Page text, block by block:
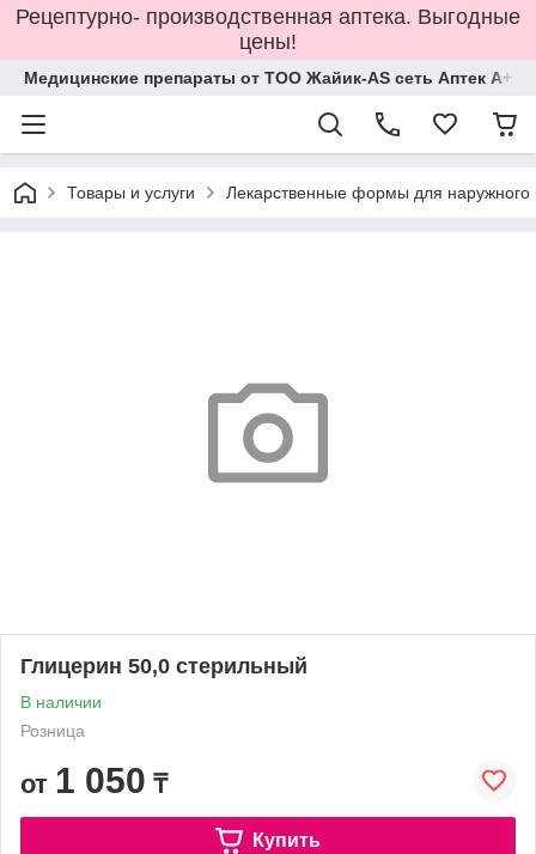
Рецептурно- производственная аптека. Выгодные
цены!
Медицинские препараты от ТОО Жайик-AS сеть Аптек А+
Товары и услуги Лекарственные формы для
Глицерин 50,0 стерильный
В наличии
Розница
от 1 050 ₸
Купить